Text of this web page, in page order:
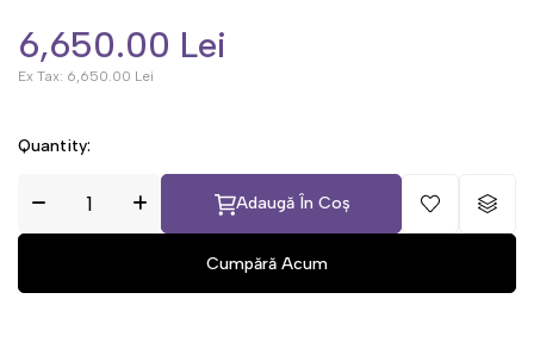
6,650.00 Lei
Ex Tax: 6,650.00 Lei
Quantity:
Adaugă În Coș